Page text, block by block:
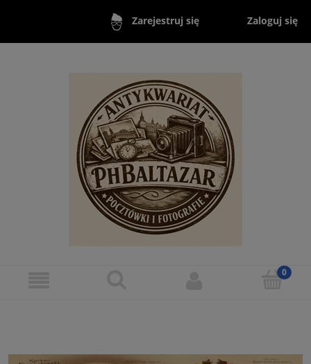
Zarejestruj się Zaloguj się